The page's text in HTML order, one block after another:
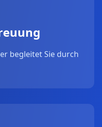
begleitet Sie durch